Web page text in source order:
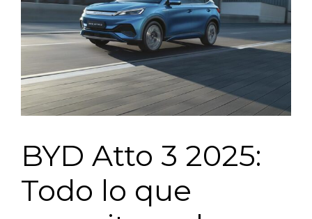
BYD Atto 3 2025:
Todo lo que